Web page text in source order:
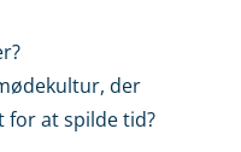
der
at spilde tid?